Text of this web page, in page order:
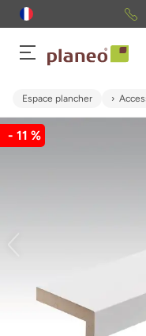
Espace plancher
- 11 %